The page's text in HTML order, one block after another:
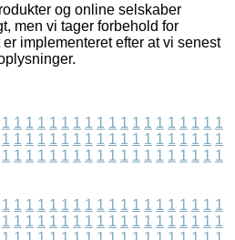
og online selskaber
men vi tager forbehold for
implementeret efter at vi senest
1 1 1 1 1 1 1 1 1 1 1 1 1 1 1 1 1 1 1
1 1 1 1 1 1 1 1 1 1 1 1 1 1 1 1 1 1 1
1 1 1 1 1 1 1 1 1 1 1 1 1 1 1 1 1 1 1
1 1 1 1 1 1 1 1 1 1 1 1 1 1 1 1 1 1 1
1 1 1 1 1 1 1 1 1 1 1 1 1 1 1 1 1 1 1